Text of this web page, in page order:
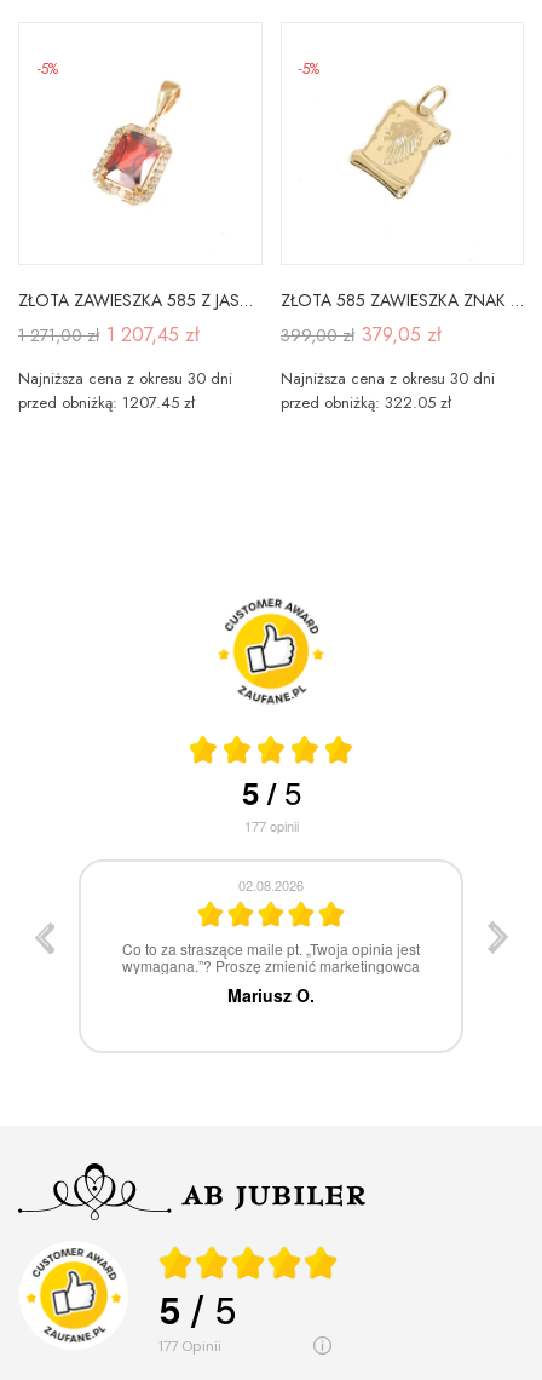
-5%
ZŁOTA ZAWIESZKA 585 Z JASNYM GRANATEM
1 271,00 zł 1 207,45 zł
Najniższa cena z okresu 30 dni
przed obniżką: 1207.45 zł
-5%
ZŁOTA 585 ZAWIESZKA ZNAK ZODIAKU LEW
399,00 zł 379,05 zł
Najniższa cena z okresu 30 dni
przed obniżką: 322.05 zł
5/5
177opinii
30.07.2026
W 100% polecam
Marcin Z.
5 / 5
177 opinii